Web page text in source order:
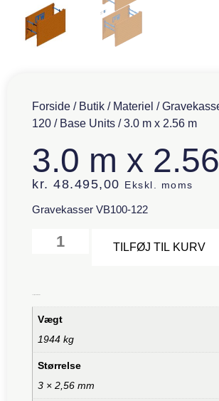
Forside / Butik / Materiel /
120 / Base Units / 3.0 m x 2.56 m
3.0 m x
kr. 48.495,00 Ekskl. moms
Gravekasser VB100-122
TILFØJ TIL KURV
Vægt
1944 kg
Størrelse
3 × 2,56 mm